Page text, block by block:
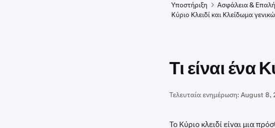
Υποστήριξη Ασφάλεια &
Κύριο Κλειδί και Κλείδωμα
Τι είναι ένα
Τελευταία ενημέρωση: August 8,
Το Κύριο κλειδί είναι μια